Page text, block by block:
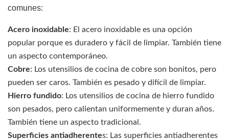
comunes:
Acero inoxidable: El acero inoxidable es una opción
popular porque es duradero y fácil de limpiar. También tiene
un aspecto contemporáneo.
Cobre: Los utensilios de cocina de cobre son bonitos, pero
pueden ser caros. También es pesado y difícil de limpiar.
Hierro fundido: Los utensilios de cocina de hierro fundido
son pesados, pero calientan uniformemente y duran años.
También tiene un aspecto tradicional.
Superficies antiadherentes: Las superficies antiadherentes